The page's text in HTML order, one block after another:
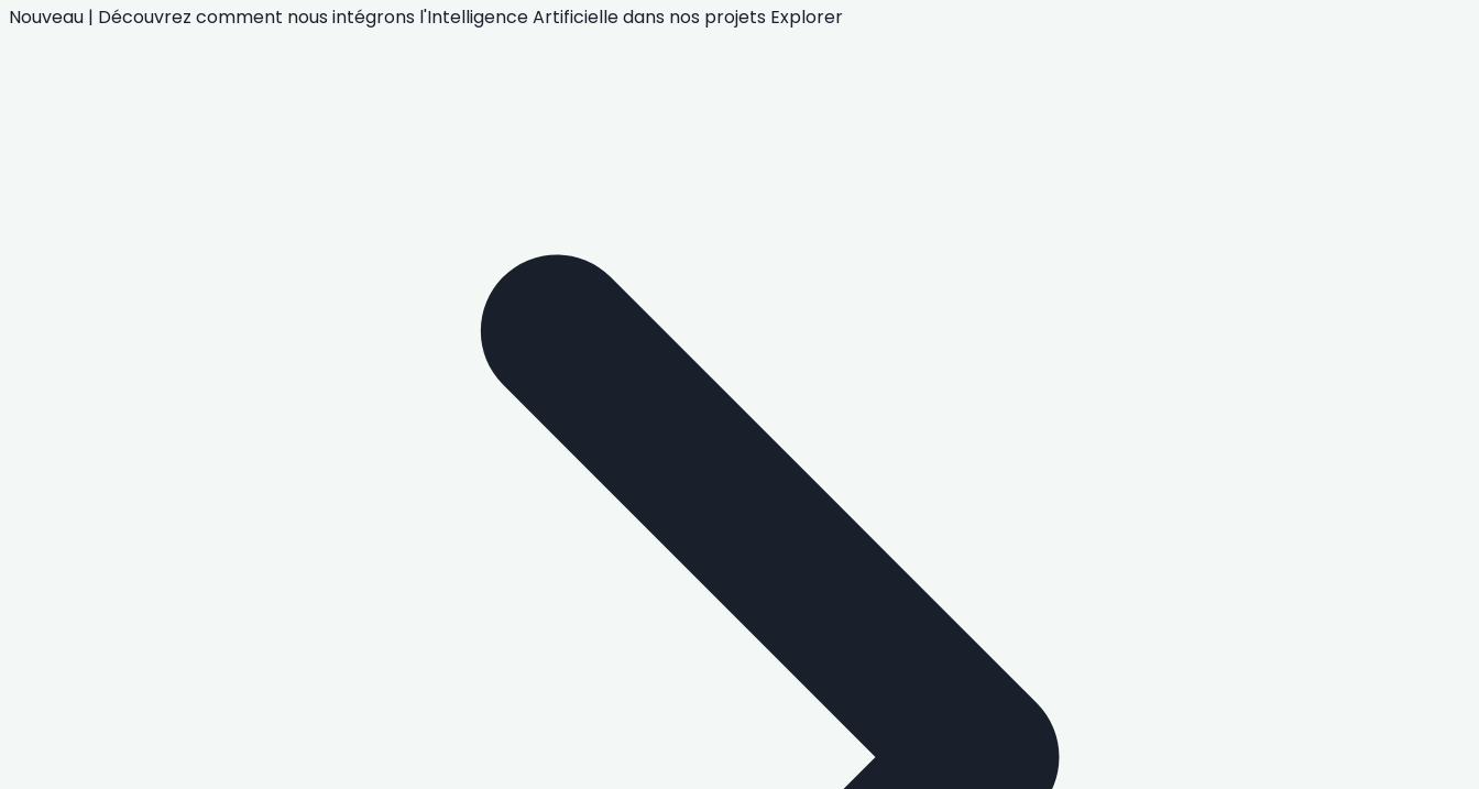
Nouveau | Découvrez comment nous intégrons l'Intelligence Artificielledans nos projets Explorer